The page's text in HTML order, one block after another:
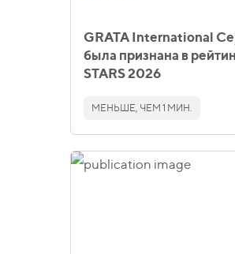
GRATA International
была признана в
STARS 2026
МЕНЬШЕ, ЧЕМ 1 МИН.